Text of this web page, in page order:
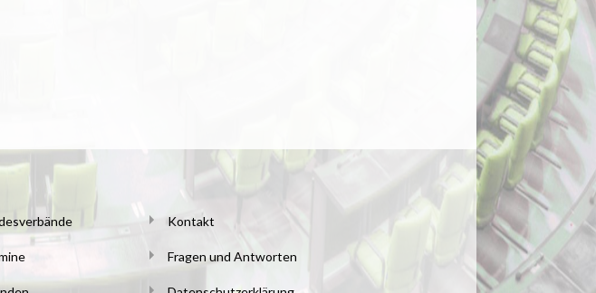
Kontakt
Fragen und Antworten